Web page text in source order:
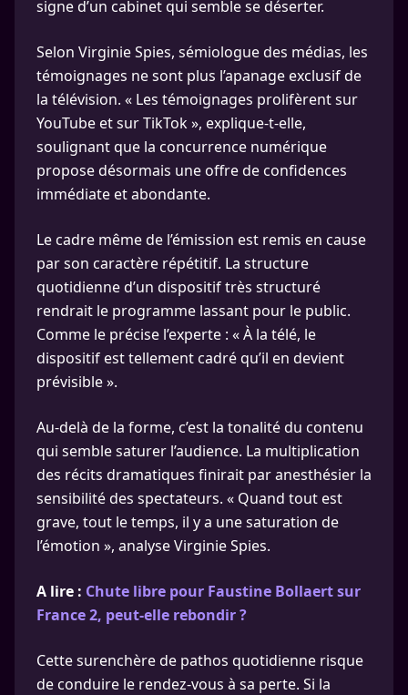
signe d’un cabinet qui semble se déserter.
Selon Virginie Spies, sémiologue des médias, les
témoignages ne sont plus l’apanage exclusif de
la télévision. « Les témoignages prolifèrent sur
YouTube et sur TikTok », explique-t-elle,
soulignant que la concurrence numérique
propose désormais une offre de confidences
immédiate et abondante.
Le cadre même de l’émission est remis en cause
par son caractère répétitif. La structure
quotidienne d’un dispositif très structuré
rendrait le programme lassant pour le public.
Comme le précise l’experte : « À la télé, le
dispositif est tellement cadré qu’il en devient
prévisible ».
Au-delà de la forme, c’est la tonalité du contenu
qui semble saturer l’audience. La multiplication
des récits dramatiques finirait par anesthésier la
sensibilité des spectateurs. « Quand tout est
grave, tout le temps, il y a une saturation de
l’émotion », analyse Virginie Spies.
A lire : Chute libre pour Faustine Bollaert sur
France 2, peut-elle rebondir ?
Cette surenchère de pathos quotidienne risque
de conduire le rendez-vous à sa perte. Si la